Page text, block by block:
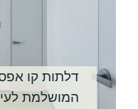
דלתות קו
המושלמת